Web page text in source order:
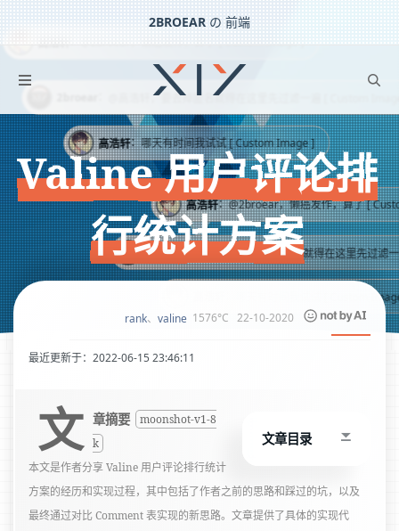
2BROEARの 前端
Valine 用户评论排行统计方案
下一篇：Valine 楼中楼评论数量统计方案
Valine 用户评论排
行统计方案
轩 @2broear，懒癌发作，算了 [ Custom Image ]
@高浩轩，要去掉匿名就得在这里先过滤一遍 [ Custom Image ]
高浩轩：哪天有时间我试试 [ Custom Image ]
高浩轩：@2broear，懒癌发作，算了 [ Custom
2broear：@高浩轩，要去掉匿名就得在这里先过滤一遍 [
rank、valine 1576°C 22-10-2020
最近更新于：2022-06-15 23:46:11
文章目录
文 章摘要
moonshot-v1-8
k
本文是作者分享 Valine 用户评论排行统计
方案的经历和实现过程，其中包括了作者之前的思路和踩过的坑，以及
最终通过对比 Comment 表实现的新思路。文章提供了具体的实现代